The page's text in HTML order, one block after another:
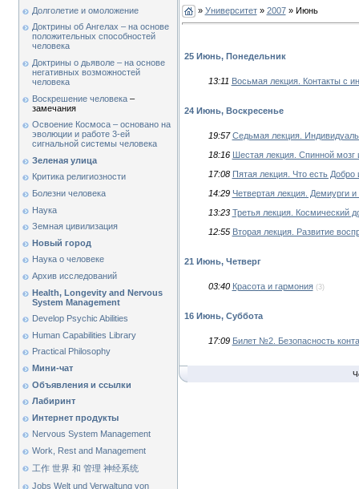
Долголетие и омоложение
Доктрины об Ангелах – на основе
положительных способностей
человека
Доктрины о дьяволе – на основе
негативных возможностей
человека
Воскрешение человека–
замечания
Освоение Космоса – основано на
эволюции и работе 3-ей
сигнальной системы человека
Зеленая улица
Критика религиозности
Болезни человека
Наука
Земная цивилизация
Новый город
Наука о человеке
Архив исследований
Health, Longevity and Nervous
System Management
Develop Psychic Abilities
Human Capabilities Library
Practical Philosophy
Мини-чат
Объявления и ссылки
Лабиринт
Интернет продукты
Nervous System Management
Work, Rest and Management
工作 世界 和 管理 神经系统
Jobs Welt und Verwaltung von
» Университет» 2007» Июнь
25 Июнь, Понедельник
13:11 Восьмая лекция. Контакты с
24 Июнь, Воскресенье
19:57 Седьмая лекция.
18:16 Шестая лекция. Спинной мозг
17:08 Пятая лекция. Что есть
14:29 Четвертая лекция. Демиурги
13:23 Третья лекция. Космический
12:55 Вторая лекция. Развитие
21 Июнь, Четверг
03:40 Красота и гармония (3)
16 Июнь, Суббота
17:09 Билет №2. Безопасность